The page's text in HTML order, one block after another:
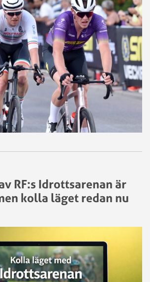
RF:s Idrottsarenan är
kolla läget redan nu